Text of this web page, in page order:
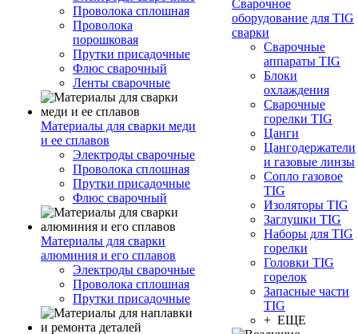
Проволока сплошная
Проволока
порошковая
Прутки присадочные
Флюс сварочный
Ленты сварочные
Материалы для сварки меди
и ее сплавов
Электроды сварочные
Проволока сплошная
Прутки присадочные
Флюс сварочный
Материалы для сварки
алюминия и его сплавов
Электроды сварочные
Проволока сплошная
Прутки присадочные
Сварочное
оборудование для TIG
сварки
Сварочные
аппараты TIG
Блоки
охлаждения
Сварочные
горелки TIG
Цанги
Цангодержатели
и газовые линзы
Сопло газовое
TIG
Изоляторы TIG
Заглушки TIG
Наборы для TIG
горелки
Головки TIG
горелок
Запасные части
TIG
+ ЕЩЕ